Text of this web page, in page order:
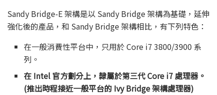
Sandy Bridge-E 架構是以 Sandy Bridge 架構為基礎，延伸
強化後的產品，和 Sandy Bridge 架構相比，有下列特色：
在一般消費性平台中，只用於 Core i7 3800/3900 系
列。
在 Intel 官方劃分上，隸屬於第三代 Core i7 處理器。
(推出時程接近一般平台的 Ivy Bridge 架構處理器)